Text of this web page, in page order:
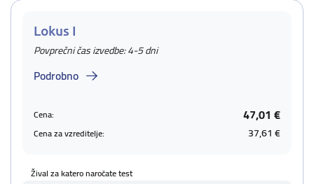
Lokus I
Povprečni čas izvedbe: 4-5 dni
Podrobno
Cena: 47,01 €
Cena za vzreditelje: 37,61 €
Žival za katero naročate test